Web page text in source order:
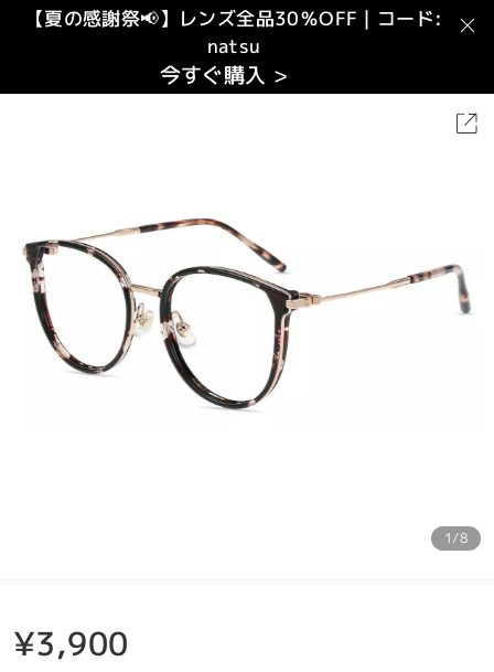
【夏の感謝祭📢】レンズ全品30％OFF｜コード:
natsu
今すぐ購入 >
1/8
¥3,900